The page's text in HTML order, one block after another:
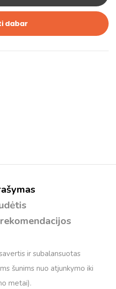
dabar
ir subalansuotas
šunims nuo atjunkymo iki
metai).